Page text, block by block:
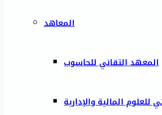
المعاهد
المعهد التقاني للحاسوب
للعلوم المالية والإدارية